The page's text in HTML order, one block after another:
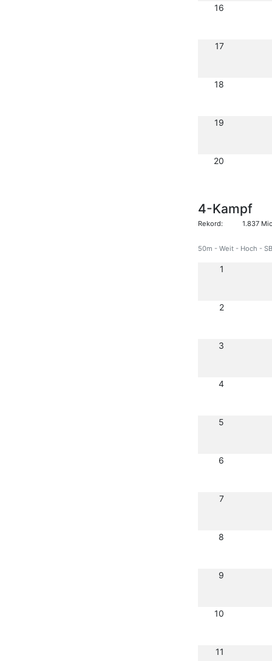
16
17
18
19
20
4-Kampf
Rekord: 1.837
50m - Weit - Hoch -
1
2
3
4
5
6
7
8
9
10
11